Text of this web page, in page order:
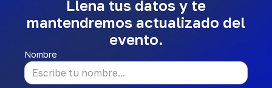
Llena tus datos y te
mantendremos actualizado del
evento.
Nombre